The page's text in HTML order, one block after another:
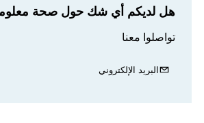
هل لديكم أي شك حول صحة
تواصلوا معنا
البريد الإلكتروني